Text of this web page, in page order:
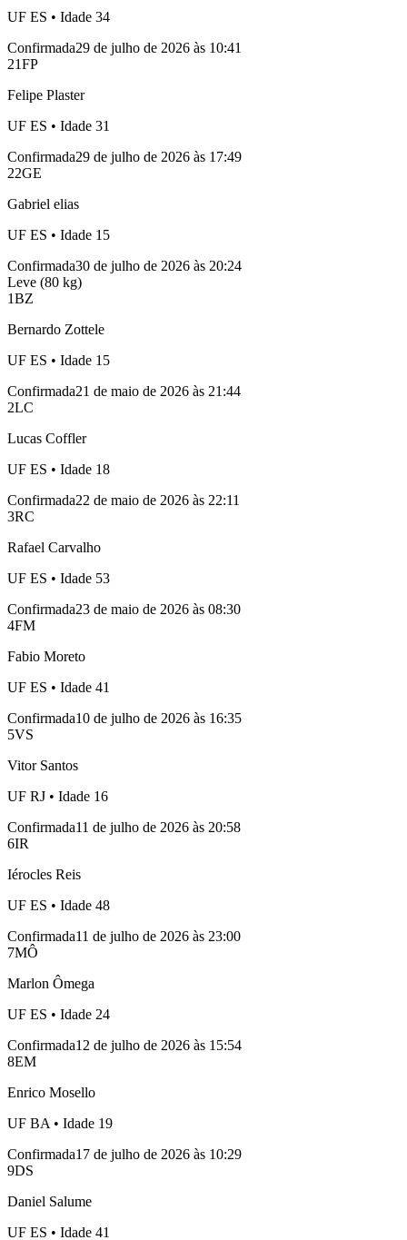
UF ES • Idade 34
Confirmada29 de julho de 2026 às 10:41
21FP
Felipe Plaster
UF ES • Idade 31
Confirmada29 de julho de 2026 às 17:49
22GE
Gabriel elias
UF ES • Idade 15
Confirmada30 de julho de 2026 às 20:24
Leve (80 kg)
1BZ
Bernardo Zottele
UF ES • Idade 15
Confirmada21 de maio de 2026 às 21:44
2LC
Lucas Coffler
UF ES • Idade 18
Confirmada22 de maio de 2026 às 22:11
3RC
Rafael Carvalho
UF ES • Idade 53
Confirmada23 de maio de 2026 às 08:30
4FM
Fabio Moreto
UF ES • Idade 41
Confirmada10 de julho de 2026 às 16:35
5VS
Vitor Santos
UF RJ • Idade 16
Confirmada11 de julho de 2026 às 20:58
6IR
Iérocles Reis
UF ES • Idade 48
Confirmada11 de julho de 2026 às 23:00
7MÔ
Marlon Ômega
UF ES • Idade 24
Confirmada12 de julho de 2026 às 15:54
8EM
Enrico Mosello
UF BA • Idade 19
Confirmada17 de julho de 2026 às 10:29
9DS
Daniel Salume
UF ES • Idade 41